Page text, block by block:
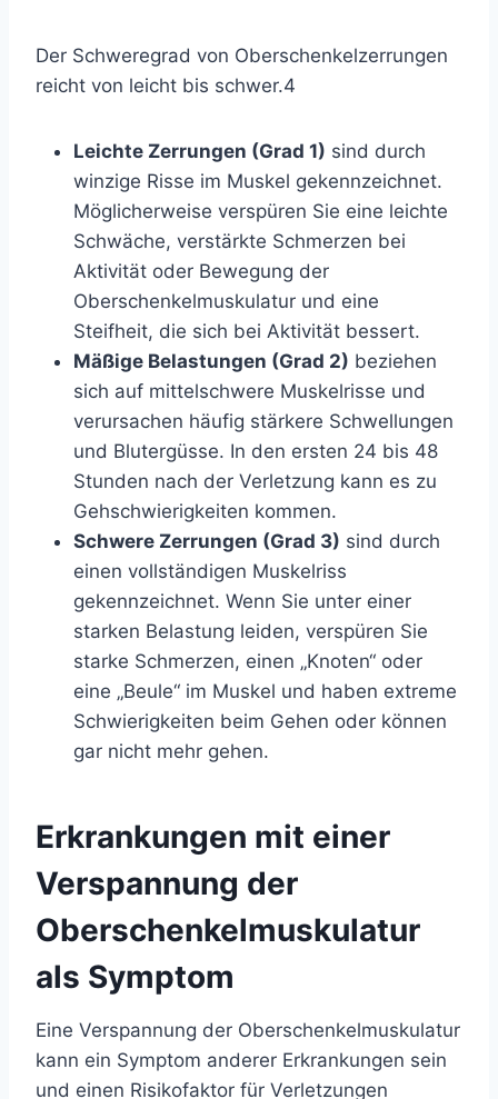
Der Schweregrad von Oberschenkelzerrungen
reicht von leicht bis schwer.4
Leichte Zerrungen (Grad 1) sind durch
winzige Risse im Muskel gekennzeichnet.
Möglicherweise verspüren Sie eine leichte
Schwäche, verstärkte Schmerzen bei
Aktivität oder Bewegung der
Oberschenkelmuskulatur und eine
Steifheit, die sich bei Aktivität bessert.
Mäßige Belastungen (Grad 2) beziehen
sich auf mittelschwere Muskelrisse und
verursachen häufig stärkere Schwellungen
und Blutergüsse. In den ersten 24 bis 48
Stunden nach der Verletzung kann es zu
Gehschwierigkeiten kommen.
Schwere Zerrungen (Grad 3) sind durch
einen vollständigen Muskelriss
gekennzeichnet. Wenn Sie unter einer
starken Belastung leiden, verspüren Sie
starke Schmerzen, einen „Knoten“ oder
eine „Beule“ im Muskel und haben extreme
Schwierigkeiten beim Gehen oder können
gar nicht mehr gehen.
Erkrankungen mit einer
Verspannung der
Oberschenkelmuskulatur
als Symptom
Eine Verspannung der Oberschenkelmuskulatur
kann ein Symptom anderer Erkrankungen sein
und einen Risikofaktor für Verletzungen